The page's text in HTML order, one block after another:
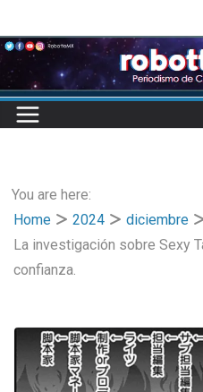
to
content
You are here:
Home
2024 diciembre
La investigación sobre Sexy
confianza.